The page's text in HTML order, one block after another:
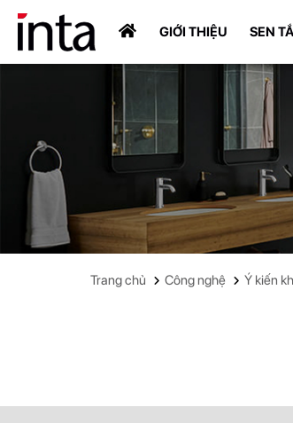
GIỚI THIỆU SEN
Trang chủ Công nghệ Ý kiến